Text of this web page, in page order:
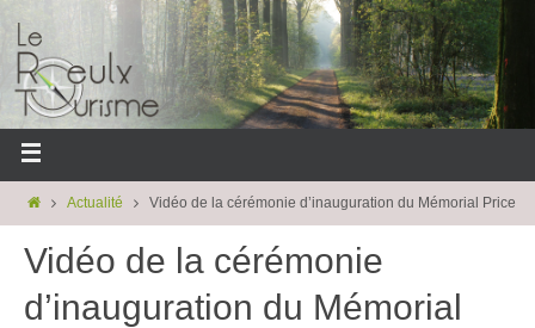
Actualité Vidéo de la cérémonie d’inauguration du Mémorial Price
Vidéo de la cérémonie
d’inauguration du Mémorial